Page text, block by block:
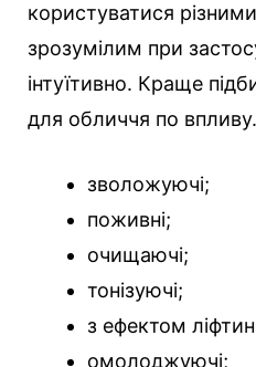
користуватися
зрозумілим при
інтуїтивно. Краще
для обличчя по
зволожуючі;
поживні;
очищаючі;
тонізуючі;
з ефектом
омолоджуючі;